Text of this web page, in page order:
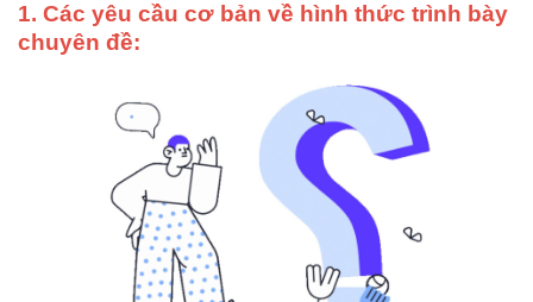
1. Các yêu cầu cơ bản về hình thức trình bày
chuyên đề: